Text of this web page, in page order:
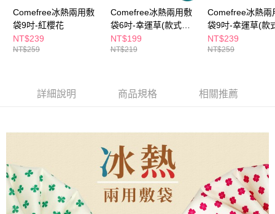
１．透過由恩沛科技股份有限公司提供之「AFTEE先享後付」服務完成之交
易，需依本服務之必要範圍內提供個人資料，並將交易相關給付款項請求債
權轉讓予恩沛科技股份有限公司。
２．關於個人資料處理事宜，請瀏覽以下網址：
https://aftee.tw/terms/#terms3
４．使用「AFTEE先享後付」時，將依據個別帳號之用戶狀況，依本公司即
每筆NT$65，滿NT$490(含以上)免運費
付款後7-11取貨
每筆NT$65，滿NT$490(含以上)免運費
每筆NT$100，滿NT$790(含以上)免運費
Comefree冰熱兩用敷
袋9吋-紅櫻花
NT$239
NT$259
Comefree冰熱兩用敷
袋6吋-幸運草(款式隨
機出貨)
NT$199
NT$219
Comefree冰熱兩
袋9吋-幸運草(款
機出貨)
NT$239
NT$259
詳細說明 商品規格 相關推薦